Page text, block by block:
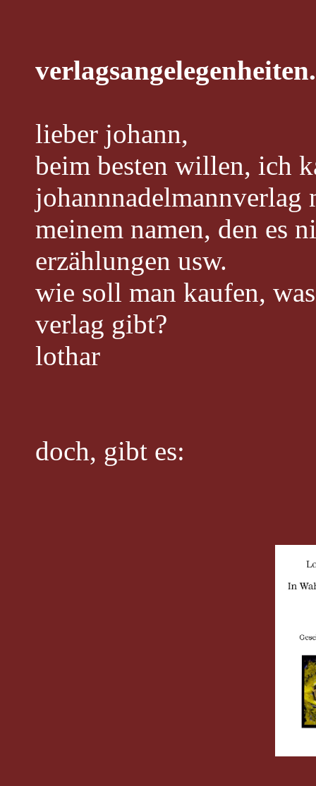
verlagsangelegenheiten.
lieber johann,
beim besten willen, ich
meinem namen, den es
erzählungen usw.
wie soll man kaufen,
verlag gibt?
lothar
doch, gibt es: